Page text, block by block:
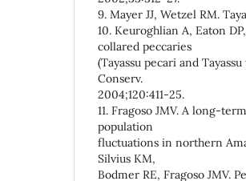
9. Mayer JJ, Wetzel RM.
10. Keuroghlian A, Eaton
collared peccaries
(Tayassu pecari and
Conserv.
2004;120:411-25.
11. Fragoso JMV. A long-
population
fluctuations in northern
Silvius KM,
Bodmer RE, Fragoso JMV.